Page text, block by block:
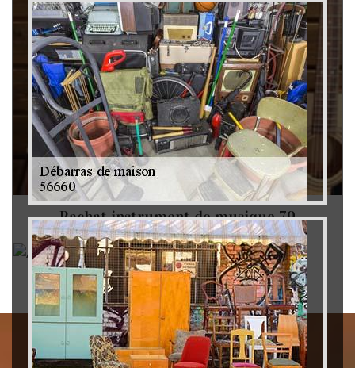
Rachat instrument de musique 79
Achat antiquité 79